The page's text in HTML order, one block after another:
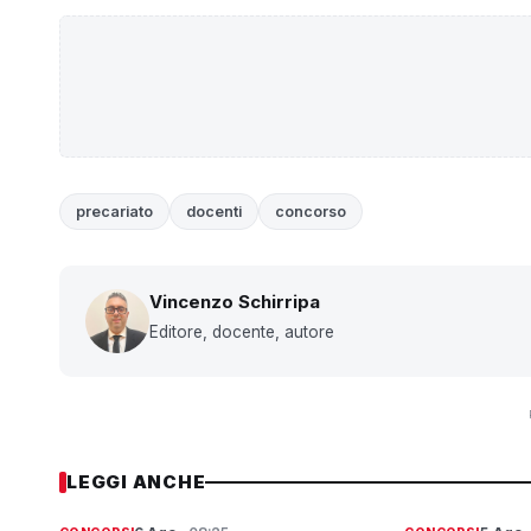
precariato docenti concorso
Vincenzo Schirripa
Editore, docente, autore
LEGGI ANCHE